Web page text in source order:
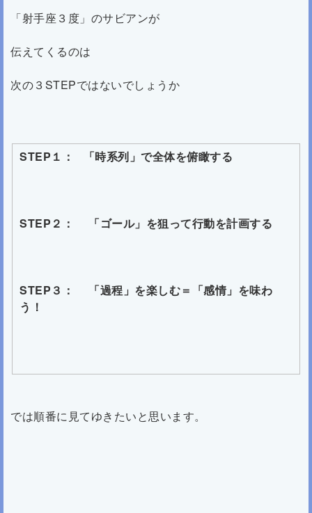
「射手座３度」のサビアンが
伝えてくるのは
次の３STEPではないでしょうか
STEP１： 「時系列」で全体を俯瞰する
STEP２： 「ゴール」を狙って行動を計画する
STEP３： 「過程」を楽しむ＝「感情」を味わ
う！
では順番に見てゆきたいと思います。